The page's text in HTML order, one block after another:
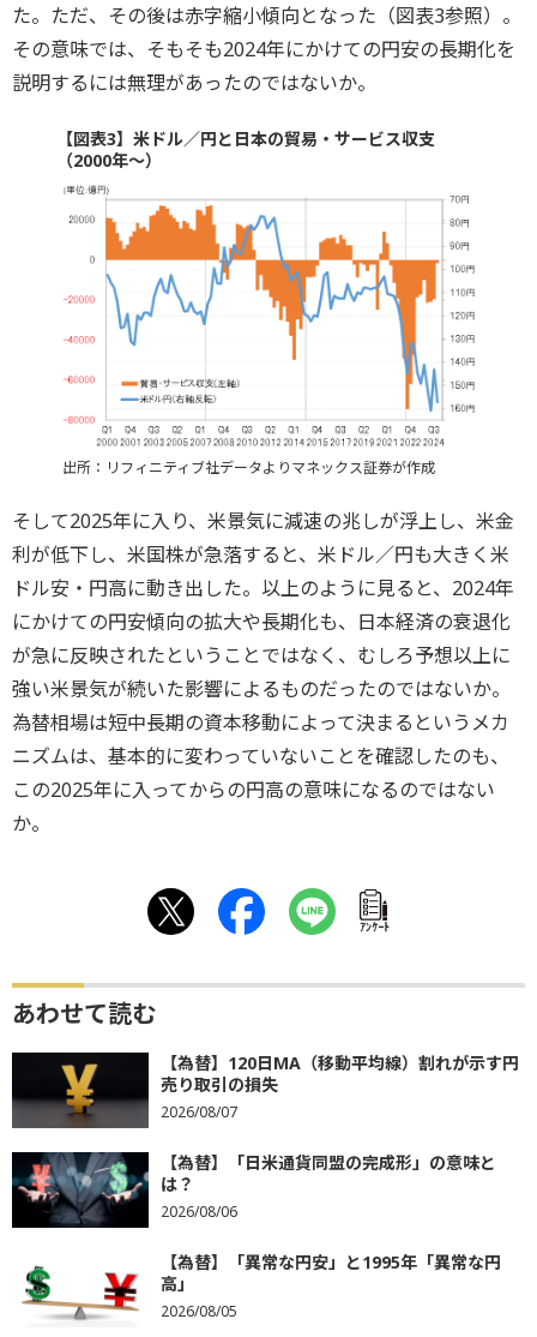
た。ただ、その後は赤字縮小傾向となった（図表3参照）。
その意味では、そもそも2024年にかけての円安の長期化を
説明するには無理があったのではないか。
【図表3】米ドル／円と日本の貿易・サービス収支
（2000年～）
出所：リフィニティブ社データよりマネックス証券が作成
そして2025年に入り、米景気に減速の兆しが浮上し、米金
利が低下し、米国株が急落すると、米ドル／円も大きく米
ドル安・円高に動き出した。以上のように見ると、2024年
にかけての円安傾向の拡大や長期化も、日本経済の衰退化
が急に反映されたということではなく、むしろ予想以上に
強い米景気が続いた影響によるものだったのではないか。
為替相場は短中長期の資本移動によって決まるというメカ
ニズムは、基本的に変わっていないことを確認したのも、
この2025年に入ってからの円高の意味になるのではない
か。
ｱﾝｹｰﾄ
あわせて読む
【為替】120日MA（移動平均線）割れが示す円
売り取引の損失
2026/08/07
【為替】「日米通貨同盟の完成形」の意味と
は？
2026/08/06
【為替】「異常な円安」と1995年「異常な円
高」
2026/08/05